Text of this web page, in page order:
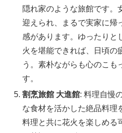
隠れ家のような旅館です。
迎えられ、まるで実家に帰
感があります。ゆったりと
火を堪能できれば、日頃の
う。素朴ながらも心のこも
す。
割烹旅館 大進館: 料理自慢
な食材を活かした絶品料理
料理と共に花火を楽しめる